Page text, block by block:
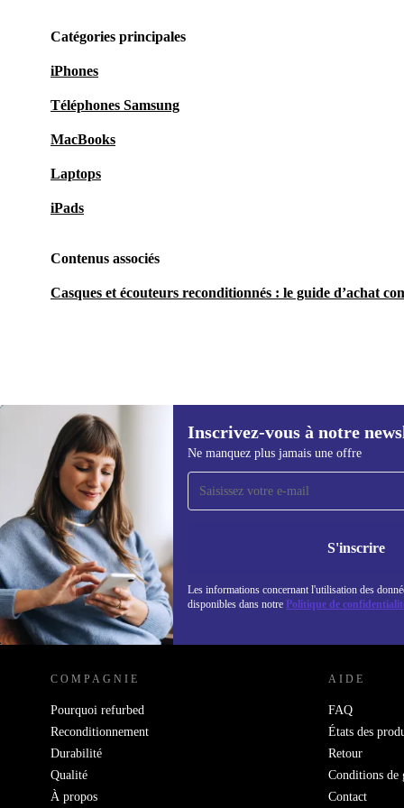
Catégories principales
iPhones
Téléphones Samsung
MacBooks
Laptops
iPads
Contenus associés
Casques et écouteurs reconditionnés : le guide d’achat
108,00 € Inscrivez-vous à notre
Ne manquez plus jamais une offre
S'inscrire
Les informations concernant l'utilisation des
disponibles dans notre Politique de
Recevoir offres et infos de
refurbed par mail
Ne manquez plus aucune offre.
Retrouvez les
politique de
REFURBED LUXEMBOURG - RETHINK NEW.
COMPAGNIE
Pourquoi refurbed
Reconditionnement
Durabilité
Qualité
À propos
AIDE
FAQ
États des
Retour
Conditions de
Contact